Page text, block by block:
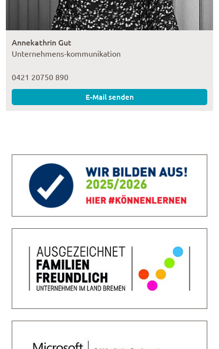
Annekathrin Gut
Unternehmens-kommunikation
0421 20750 890
E-Mail senden